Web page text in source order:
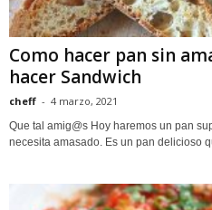
Como hacer pan sin
hacer Sandwich
cheff - 4 marzo, 2021
Que tal amig@s Hoy haremos un pan
necesita amasado. Es un pan delicioso